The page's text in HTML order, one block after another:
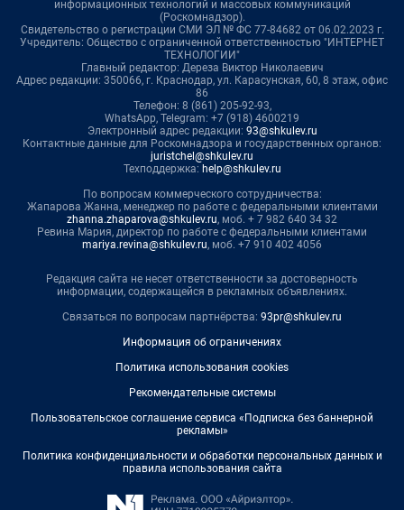
информационных технологий и массовых коммуникаций
(Роскомнадзор).
Свидетельство о регистрации СМИ ЭЛ № ФС 77-84682 от 06.02.2023 г.
Учредитель: Общество с ограниченной ответственностью "ИНТЕРНЕТ
ТЕХНОЛОГИИ"
Главный редактор: Дереза Виктор Николаевич
Адрес редакции: 350066, г. Краснодар, ул. Карасунская, 60, 8 этаж, офис
86
Телефон: 8 (861) 205-92-93,
WhatsApp, Telegram: +7 (918) 4600219
Электронный адрес редакции: 93@shkulev.ru
Контактные данные для Роскомнадзора и государственных органов:
juristchel@shkulev.ru
Техподдержка: help@shkulev.ru
По вопросам коммерческого сотрудничества:
Жапарова Жанна, менеджер по работе с федеральными клиентами
zhanna.zhaparova@shkulev.ru, моб. + 7 982 640 34 32
Ревина Мария, директор по работе с федеральными клиентами
mariya.revina@shkulev.ru, моб. +7 910 402 4056
Редакция сайта не несет ответственности за достоверность
информации, содержащейся в рекламных объявлениях.
Связаться по вопросам партнёрства: 93pr@shkulev.ru
Информация об ограничениях
Политика использования cookies
Рекомендательные системы
Пользовательское соглашение сервиса «Подписка без баннерной
рекламы»
Политика конфиденциальности и обработки персональных данных и
правила использования сайта